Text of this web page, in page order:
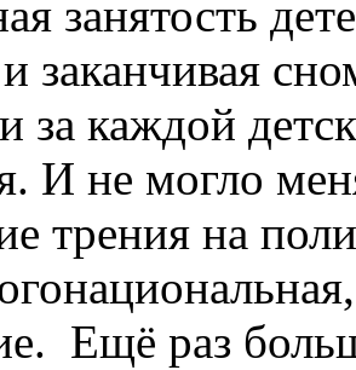
занятость
заканчивая
за каждой
И не могло
трения на
Ещё раз